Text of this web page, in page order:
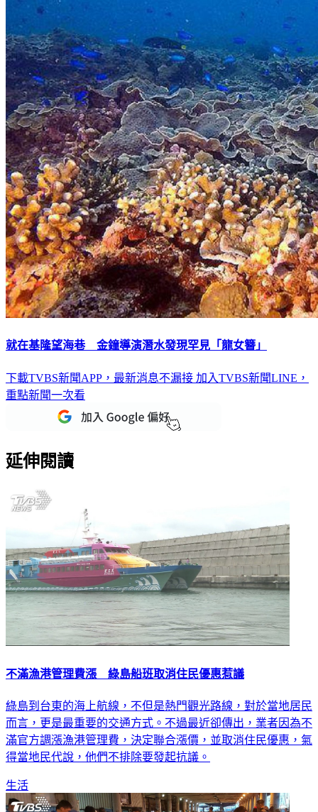
就在基隆望海巷 金鐘導演潛水發現罕見「龍女簪」
下載TVBS新聞APP，最新消息不漏接 加入TVBS新聞LINE，
重點新聞一次看
延伸閱讀
不滿漁港管理費漲 綠島船班取消住民優惠惹議
綠島到台東的海上航線，不但是熱門觀光路線，對於當地居民
而言，更是最重要的交通方式。不過最近卻傳出，業者因為不
滿官方調漲漁港管理費，決定聯合漲價，並取消住民優惠，氣
得當地民代說，他們不排除要發起抗議。
生活